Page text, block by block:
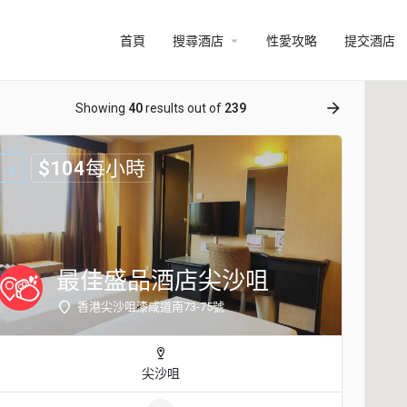
首頁 搜尋酒店 arrow_drop_down 性愛攻略 提交酒店
Showing 40results out of 239 arrow_forward
最佳盛品酒店尖沙咀
香港尖沙咀漆咸道南73-75號
$104每小時
尖沙咀